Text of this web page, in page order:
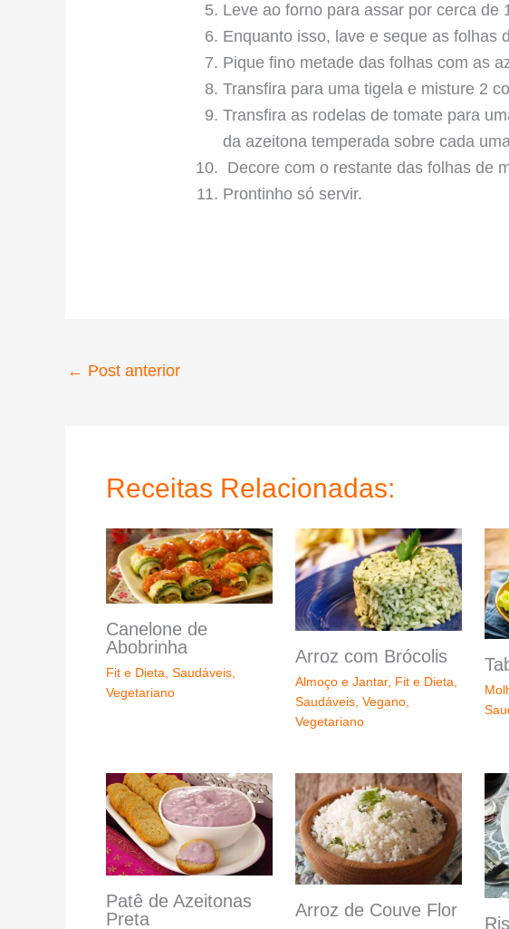
Leve ao forno para assar por cerca de
Enquanto isso, lave e seque as folhas
Pique fino metade das folhas com as
Transfira para uma tigela e misture 2
Transfira as rodelas de tomate para
da azeitona temperada sobre cada
Decore com o restante das folhas de
Prontinho só servir.
← Post anterior
Receitas Relacionadas:
Canelone de
Abobrinha
Fit e Dieta, Saudáveis,
Vegetariano
Arroz com Brócolis
Almoço e Jantar, Fit e Dieta
Saudáveis, Vegano,
Vegetariano
Patê de Azeitonas
Preta
Arroz de Couve Flor